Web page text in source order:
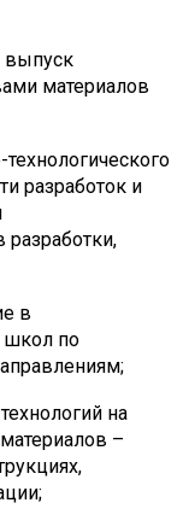
выпуск
материалов
разработок и
в
школ по
на
–